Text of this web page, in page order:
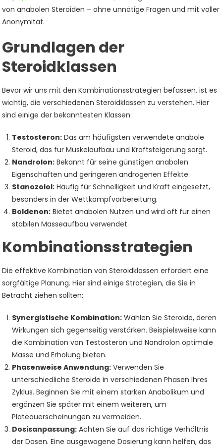
von anabolen Steroiden – ohne unnötige Fragen und mit voller
Anonymität.
Grundlagen der
Steroidklassen
Bevor wir uns mit den Kombinationsstrategien befassen, ist es
wichtig, die verschiedenen Steroidklassen zu verstehen. Hier
sind einige der bekanntesten Klassen:
Testosteron: Das am häufigsten verwendete anabole
Steroid, das für Muskelaufbau und Kraftsteigerung sorgt.
Nandrolon: Bekannt für seine günstigen anabolen
Eigenschaften und geringeren androgenen Effekte.
Stanozolol: Häufig für Schnelligkeit und Kraft eingesetzt,
besonders in der Wettkampfvorbereitung.
Boldenon: Bietet anabolen Nutzen und wird oft für einen
stabilen Masseaufbau verwendet.
Kombinationsstrategien
Die effektive Kombination von Steroidklassen erfordert eine
sorgfältige Planung. Hier sind einige Strategien, die Sie in
Betracht ziehen sollten:
Synergistische Kombination: Wählen Sie Steroide, deren
Wirkungen sich gegenseitig verstärken. Beispielsweise kann
die Kombination von Testosteron und Nandrolon optimale
Masse und Erholung bieten.
Phasenweise Anwendung: Verwenden Sie
unterschiedliche Steroide in verschiedenen Phasen Ihres
Zyklus. Beginnen Sie mit einem starken Anabolikum und
ergänzen Sie später mit einem weiteren, um
Plateauerscheinungen zu vermeiden.
Dosisanpassung: Achten Sie auf das richtige Verhältnis
der Dosen. Eine ausgewogene Dosierung kann helfen, das